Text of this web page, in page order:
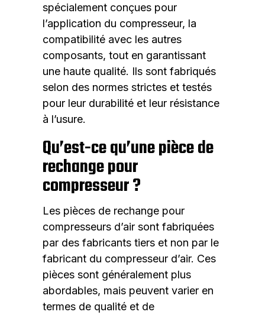
spécialement conçues pour
l’application du compresseur, la
compatibilité avec les autres
composants, tout en garantissant
une haute qualité. Ils sont fabriqués
selon des normes strictes et testés
pour leur durabilité et leur résistance
à l’usure.
Qu’est-ce qu’une pièce de
rechange pour
compresseur ?
Les pièces de rechange pour
compresseurs d’air sont fabriquées
par des fabricants tiers et non par le
fabricant du compresseur d’air. Ces
pièces sont généralement plus
abordables, mais peuvent varier en
termes de qualité et de